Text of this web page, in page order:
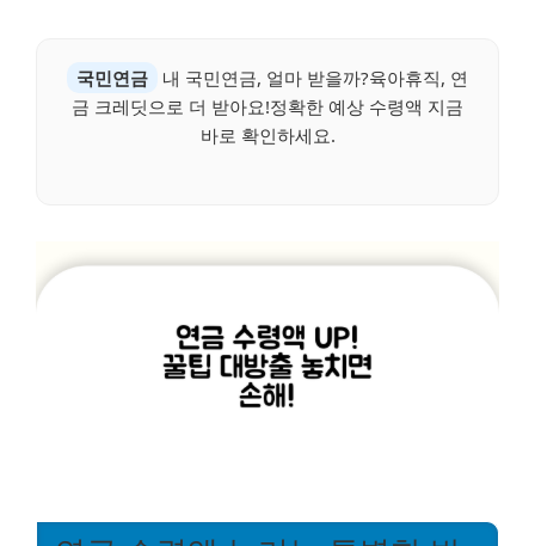
국민연금
내 국민연금, 얼마 받을까?육아휴직, 연
금 크레딧으로 더 받아요!정확한 예상 수령액 지금
바로 확인하세요.